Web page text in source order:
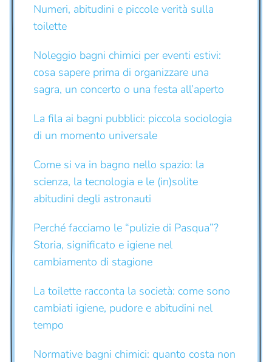
Numeri, abitudini e piccole verità sulla
toilette
Noleggio bagni chimici per eventi estivi:
cosa sapere prima di organizzare una
sagra, un concerto o una festa all’aperto
La fila ai bagni pubblici: piccola sociologia
di un momento universale
Come si va in bagno nello spazio: la
scienza, la tecnologia e le (in)solite
abitudini degli astronauti
Perché facciamo le “pulizie di Pasqua”?
Storia, significato e igiene nel
cambiamento di stagione
La toilette racconta la società: come sono
cambiati igiene, pudore e abitudini nel
tempo
Normative bagni chimici: quanto costa non